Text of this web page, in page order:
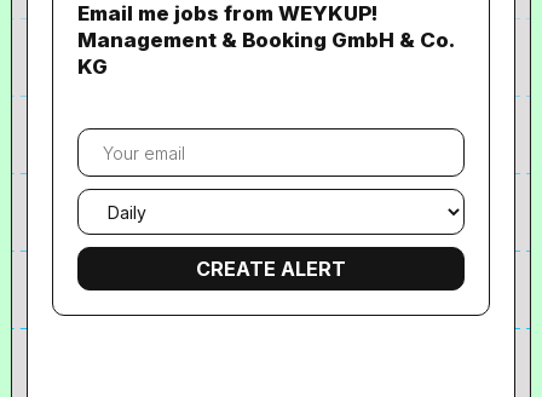
Email me jobs from WEYKUP!
Management & Booking GmbH & Co.
KG
Your
email
Email
frequency